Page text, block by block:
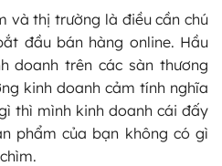
và thị trường là điều cần chú
đầu bán hàng online. Hầu
doanh trên các sàn thương
kinh doanh cảm tính nghĩa
thì mình kinh doanh cái đấy
phẩm của bạn không có gì